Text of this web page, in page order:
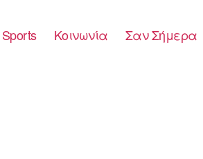
Sports Κοινωνία Σαν Σήμερα